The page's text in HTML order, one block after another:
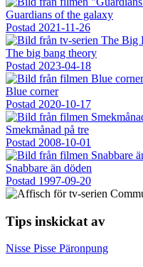
Guardians of the galaxy
Postad 2021-11-26
The big bang theory
Postad 2023-04-18
Blue corner
Postad 2020-10-17
Smekmånad på tre
Postad 2008-10-01
Snabbare än döden
Postad 1997-09-20
Tips inskickat av
Nisse Pisse Päronpung